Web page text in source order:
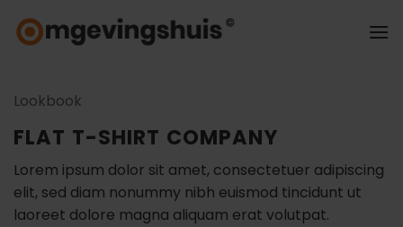
naar
Lookbook
FLAT T-SHIRT COMPANY
Lorem ipsum dolor sit amet, consectetuer adipiscing
elit, sed diam nonummy nibh euismod tincidunt ut
laoreet dolore magna aliquam erat volutpat.